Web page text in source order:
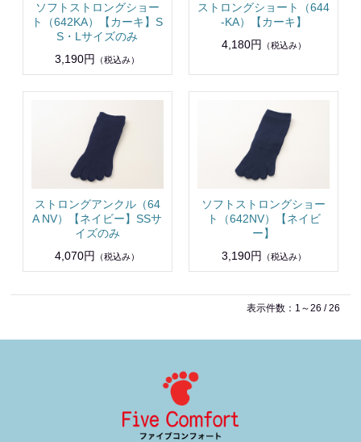
ソフトストロングショー
ト（642KA）【カーキ】S
S・Lサイズのみ
3,190円
（税込み）
ストロングショート（644
-KA）【カーキ】
4,180円
（税込み）
ストロングアンクル（64
A NV）【ネイビー】SSサ
イズのみ
4,070円
（税込み）
ソフトストロングショー
ト（642NV）【ネイビ
ー】
3,190円
（税込み）
表示件数：1～26 / 26